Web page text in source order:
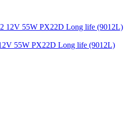
55W PX22D Long life (9012L)